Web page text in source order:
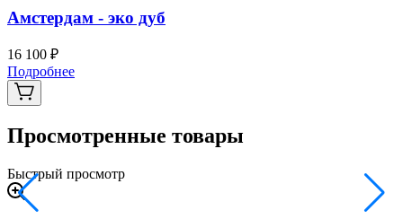
Амстердам - эко дуб
16 100 ₽
Подробнее
Просмотренные товары
Быстрый просмотр